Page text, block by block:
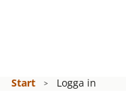
Start Logga in